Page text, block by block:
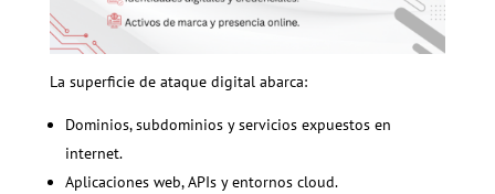
La superficie de ataque digital abarca:
Dominios, subdominios y servicios expuestos en
internet.
Aplicaciones web, APIs y entornos cloud.